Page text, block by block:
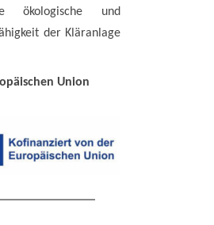
und
der Kläranlage
Union